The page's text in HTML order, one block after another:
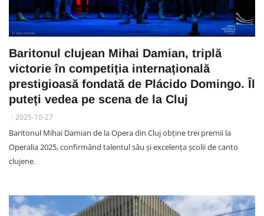
Baritonul clujean Mihai Damian, triplă
victorie în competiția internațională
prestigioasă fondată de Plácido Domingo. Îl
puteți vedea pe scena de la Cluj
2025-10-27
Baritonul Mihai Damian de la Opera din Cluj obține trei premii la
Operalia 2025, confirmând talentul său și excelența școlii de canto
clujene.